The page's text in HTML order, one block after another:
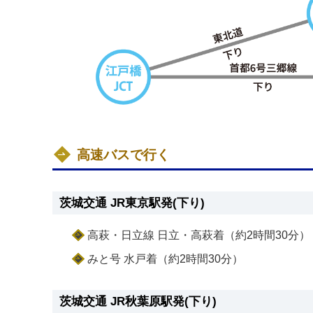
高速バスで行く
茨城交通 JR東京駅発(下り)
高萩・日立線 日立・高萩着（約2時間30分）
みと号 水戸着（約2時間30分）
茨城交通 JR秋葉原駅発(下り)